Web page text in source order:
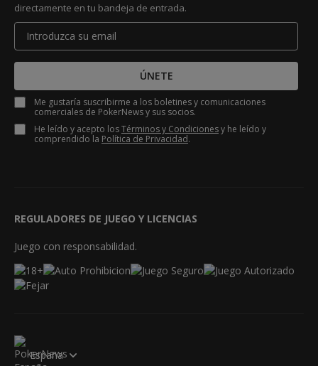
directamente en tu bandeja de entrada.
ÚNETE
Me gustaría suscribirme a los boletines y comunicaciones
comerciales de PokerNews y sus socios.
He leído y acepto losTérminos y Condicionesy he leído y
comprendido la Política de Privacidad.
REGULADORES DE JUEGO Y LICENCIAS
Juego con responsabilidad.
España